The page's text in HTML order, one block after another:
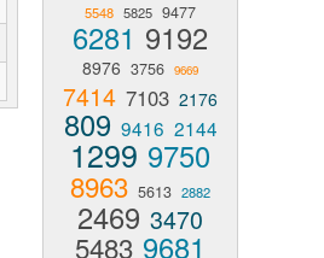
5548 5825 9477
6281 9192
8976 3756 9669
7414 7103 2176
809 9416 2144
1299 9750
8963 5613 2882
2469 3470
5483 9681